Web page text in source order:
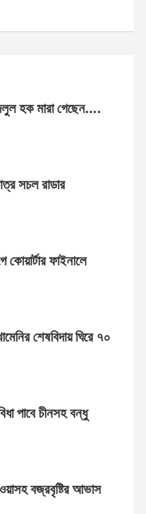
হক মারা গেছেন….
সচল রাডার
কোয়ার্টার ফাইনালে
শেষবিদায় ঘিরে ৭০
পাবে চীনসহ বন্ধু
বজ্রবৃষ্টির আভাস